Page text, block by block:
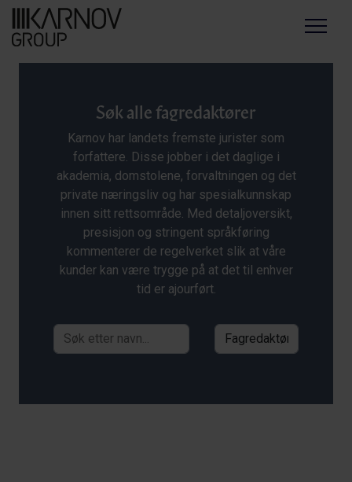
Menu
Søk alle fagredaktører
Karnov har landets fremste jurister som
forfattere. Disse jobber i det daglige i
akademia, domstolene, forvaltningen og det
private næringsliv og har spesialkunnskap
innen sitt rettsområde. Med detaljoversikt,
presisjon og stringent språkføring
kommenterer de regelverket slik at våre
kunder kan være trygge på at det til enhver
tid er ajourført.